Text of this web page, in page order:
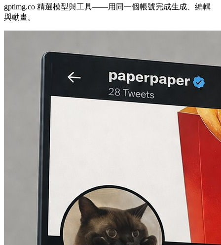
gptimg.co 精選模型與工具——用同一個帳號完成生成、編輯
與動畫。